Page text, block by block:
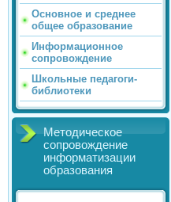
Основное и среднее
общее образование
Информационное
сопровождение
Школьные педагоги-
библиотеки
Методическое
сопровождение
информатизации
образования